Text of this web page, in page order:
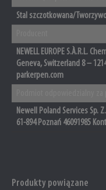
Stal szczotkowana/
NEWELL EUROPE S.À.R.L.
Geneva, Switzerland 8 –
parkerpen.com
Newell Poland Services Sp.
61-894 Poznań 46091985
Produkty powiązane